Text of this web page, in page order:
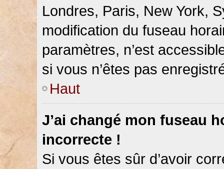
Londres, Paris, New York,
modification du fuseau
paramètres, n’est
si vous n’êtes pas
Haut
J’ai changé mon fuseau
incorrecte !
Si vous êtes sûr d’avoir